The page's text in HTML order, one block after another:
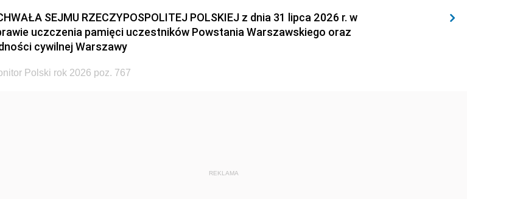
SEJMU RZECZYPOSPOLITEJ POLSKIEJ z dnia 31 lipca 2026 r. w
uczczenia pamięci uczestników Powstania Warszawskiego oraz
cywilnej Warszawy
Polski rok 2026 poz. 767
REKLAMA